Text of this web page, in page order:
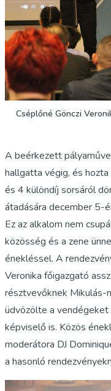
Cséplőné Gönczi
A beérkezett
hallgatta végig, és
és 4 különdíj sorsáról
átadására december 5-
Ez az alkalom nem
közösség és a zene
énekléssel. A
Veronika főigazgató
résztvevőknek Mikulás-
üdvözölte a vendégeket
képviselő is. Közös
moderátora DJ
a hasonló